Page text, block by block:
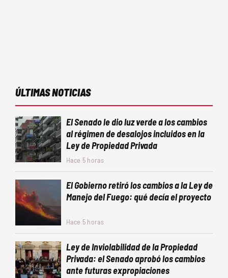
ÚLTIMAS NOTICIAS
El Senado le dio luz verde a los cambios
al régimen de desalojos incluidos en la
Ley de Propiedad Privada
Hace 5 horas
El Gobierno retiró los cambios a la Ley de
Manejo del Fuego: qué decía el proyecto
Hace 5 horas
Ley de Inviolabilidad de la Propiedad
Privada: el Senado aprobó los cambios
ante futuras expropiaciones